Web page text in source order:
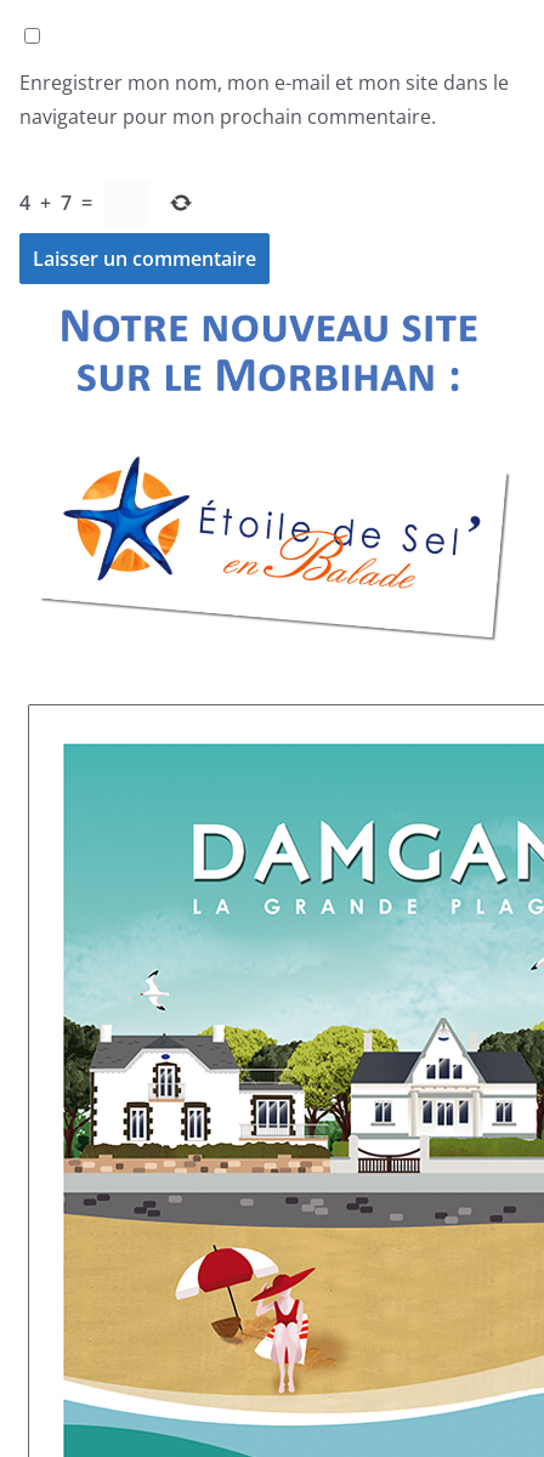
Enregistrer mon nom, mon e-mail et mon site dans le
navigateur pour mon prochain commentaire.
4 + 7 =